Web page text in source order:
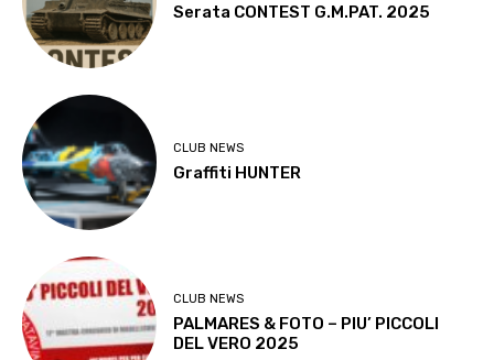
Serata CONTEST G.M.PAT. 2025
CLUB NEWS
Graffiti HUNTER
CLUB NEWS
PALMARES & FOTO – PIU’ PICCOLI
DEL VERO 2025